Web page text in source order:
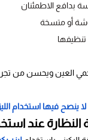
بدافع الاطمئنان
أو متسخة
العين ويحسن من
ينصح فيها استخدام
عند